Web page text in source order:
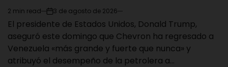
Estimated
read
time
2 min read on3 de agosto de 2026
El presidente de Estados Unidos, Donald Trump,
aseguró este domingo que Chevron ha regresado a
Venezuela «más grande y fuerte que nunca» y
atribuyó el desempeño de la petrolera a…